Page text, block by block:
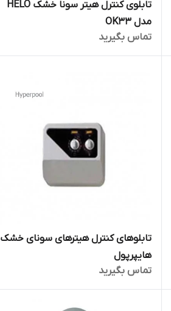
تابلوی کنترل هیتر سونا خشک HELO
مدل OK33
تماس بگیرید
تابلوهای کنترل هیترهای سونای خشک
هایپرپول
تماس بگیرید